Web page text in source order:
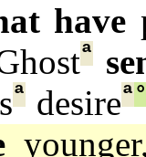
have
ª
ªdesireª